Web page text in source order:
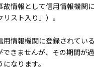
故情報として信用情報機関
スト入り」）。
用情報機関に登録されてい
できませんが、その期間が
なります。